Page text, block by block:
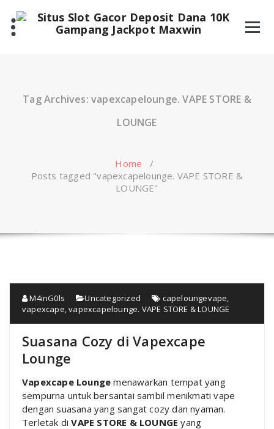
content
Tag Archives: vapexcapelounge. VAPE STORE &
LOUNGE
Home /
Posts tagged "vapexcapelounge. VAPE STORE &
LOUNGE"
M4inG0ls Uncategorized capeloungevape,
vapexcape,vapexcapelounge. VAPE STORE & LOUNGE
Suasana Cozy di Vapexcape
Lounge
Vapexcape Lounge menawarkan tempat yang
sempurna untuk bersantai sambil menikmati vape
dengan suasana yang sangat cozy dan nyaman.
Terletak diVAPE STORE & LOUNGE yang